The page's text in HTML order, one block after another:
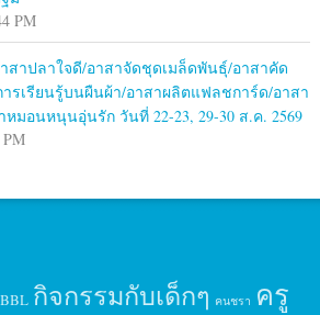
PM
สาปลาใจดี/อาสาจัดชุดเมล็ดพันธุ์/อาสาคัด
ารเรียนรู้บนผืนผ้า/อาสาผลิตแฟลชการ์ด/อาสา
หมอนหนุนอุ่นรัก วันที่ 22-23, 29-30 ส.ค. 2569
PM
กิจกรรมกับเด็กๆ คนชรา ครู